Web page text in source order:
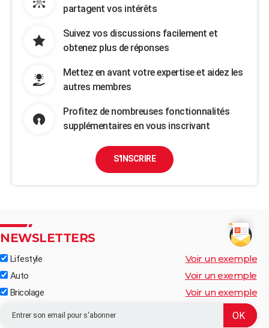
partagent vos intérêts
Suivez vos discussions facilement et
obtenez plus de réponses
Mettez en avant votre expertise et aidez les
autres membres
Profitez de nombreuses fonctionnalités
supplémentaires en vous inscrivant
S'INSCRIRE
NEWSLETTERS
Lifestyle Voir un exemple
Auto Voir un exemple
Bricolage Voir un exemple